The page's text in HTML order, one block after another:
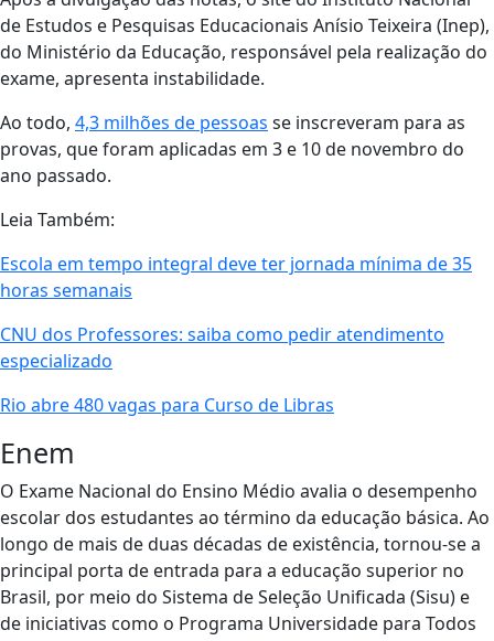
de Estudos e Pesquisas Educacionais Anísio Teixeira (Inep),
do Ministério da Educação, responsável pela realização do
exame, apresenta instabilidade.
Ao todo, 4,3 milhões de pessoas se inscreveram para as
provas, que foram aplicadas em 3 e 10 de novembro do
ano passado.
Leia Também:
Escola em tempo integral deve ter jornada mínima de 35
horas semanais
CNU dos Professores: saiba como pedir atendimento
especializado
Rio abre 480 vagas para Curso de Libras
Enem
O Exame Nacional do Ensino Médio avalia o desempenho
escolar dos estudantes ao término da educação básica. Ao
longo de mais de duas décadas de existência, tornou-se a
principal porta de entrada para a educação superior no
Brasil, por meio do Sistema de Seleção Unificada (Sisu) e
de iniciativas como o Programa Universidade para Todos